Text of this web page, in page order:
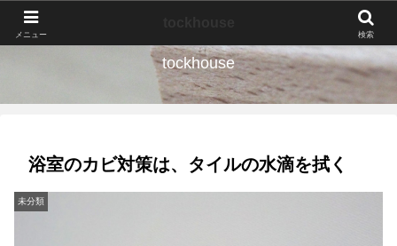
tockhouse
浴室のカビ対策は、タイルの水滴を拭く
未分類
メニュー 検索